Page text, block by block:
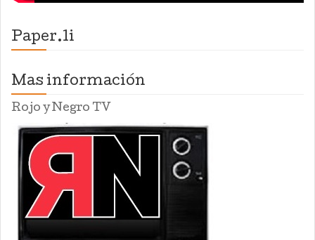
Paper.li
Mas información
Rojo y Negro TV